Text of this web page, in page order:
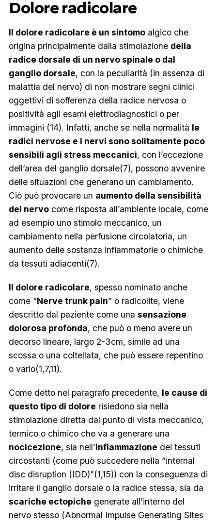
Dolore radicolare
Il dolore radicolare è un sintomoalgico che
origina principalmente dalla stimolazione della
radice dorsale di un nervo spinale o dal
ganglio dorsale, con la peculiarità (in assenza di
malattia del nervo) di non mostrare segni clinici
oggettivi di sofferenza della radice nervosa o
positività agli esami elettrodiagnostici o per
immagini (14). Infatti, anche se nella normalità le
radici nervose e i nervi sono solitamente poco
sensibili agli stress meccanici, con l’eccezione
dell’area del ganglio dorsale(7), possono avvenire
delle situazioni che generano un cambiamento.
Ciò può provocare un aumento della sensibilità
del nervocome risposta all’ambiente locale, come
ad esempio uno stimolo meccanico, un
cambiamento nella perfusione circolatoria, un
aumento delle sostanza infiammatorie o chimiche
da tessuti adiacenti(7).
Il dolore radicolare, spesso nominato anche
come “Nerve trunk pain” o radicolite, viene
descritto dal paziente come una sensazione
dolorosa profonda, che può o meno avere un
decorso lineare, largo 2-3cm, simile ad una
scossa o una coltellata, che può essere repentino
o vario(1,7,11).
Come detto nel paragrafo precedente, le cause di
questo tipo di dolore risiedono sia nella
stimolazione diretta dal punto di vista meccanico,
termico o chimico che va a generare una
nocicezione, sia nell’infiammazione dei tessuti
circostanti (come può succedere nella “internal
disc disruption (IDD)”(1,15)) con la conseguenza di
irritare il ganglio dorsale o la radice stessa, sia da
scariche ectopiche generate all’interno del
nervo stesso (Abnormal Impulse Generating Sites